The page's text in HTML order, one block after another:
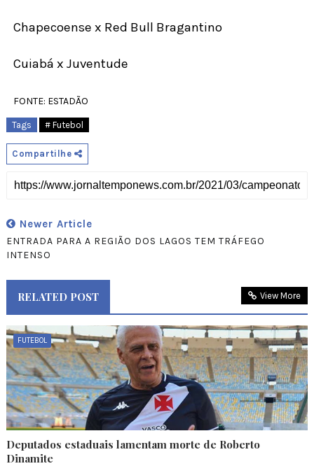
Chapecoense x Red Bull Bragantino
Cuiabá x Juventude
FONTE: ESTADÃO
Tags # Futebol
Compartilhe
Newer Article
ENTRADA PARA A REGIÃO DOS LAGOS TEM TRÁFEGO
INTENSO
RELATED POST View More
FUTEBOL
Deputados estaduais lamentam morte de Roberto
Dinamite